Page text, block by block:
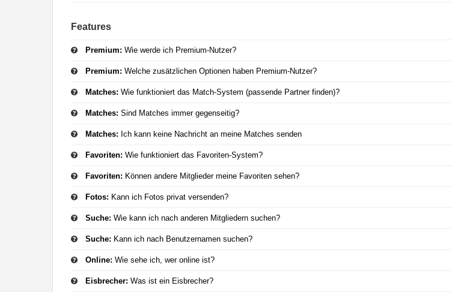
Features
Premium: Wie werde ich Premium-Nutzer?
Premium: Welche zusätzlichen Optionen haben Premium-Nutzer?
Matches: Wie funktioniert das Match-System (passende Partner finden)?
Matches: Sind Matches immer gegenseitig?
Matches: Ich kann keine Nachricht an meine Matches senden
Favoriten: Wie funktioniert das Favoriten-System?
Favoriten: Können andere Mitglieder meine Favoriten sehen?
Fotos: Kann ich Fotos privat versenden?
Suche: Wie kann ich nach anderen Mitgliedern suchen?
Suche: Kann ich nach Benutzernamen suchen?
Online: Wie sehe ich, wer online ist?
Eisbrecher: Was ist ein Eisbrecher?